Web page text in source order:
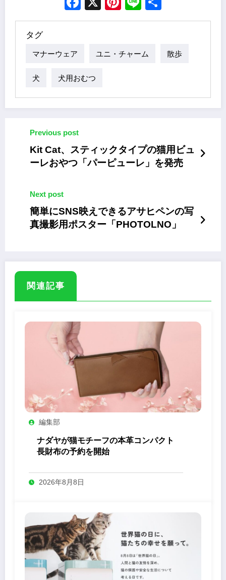
タグ
マナーウェア ユニ・チャーム 散歩
犬 犬用おむつ
Previous post
Kit Cat、スティックタイプの猫用ビュ
ーレおやつ「パーピューレ」を発売
Next post
簡単にSNS映えできるアサヒペンの写
真撮影用ポスター「PHOTOLNO」
関連記事
編集部
ナダヤが猫モチーフの本革コンパクト
長財布の予約を開始
2026年8月8日